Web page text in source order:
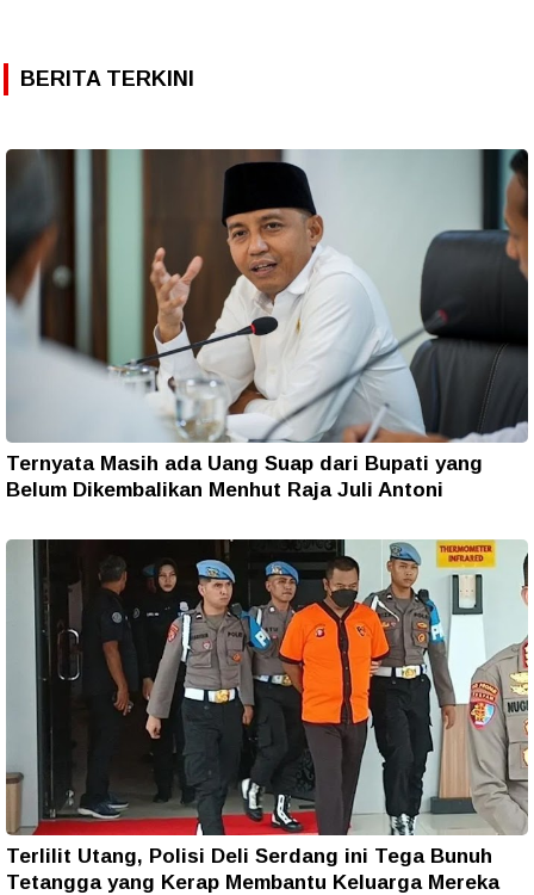
BERITA TERKINI
Ternyata Masih ada Uang Suap dari Bupati yang
Belum Dikembalikan Menhut Raja Juli Antoni
Terlilit Utang, Polisi Deli Serdang ini Tega Bunuh
Tetangga yang Kerap Membantu Keluarga Mereka